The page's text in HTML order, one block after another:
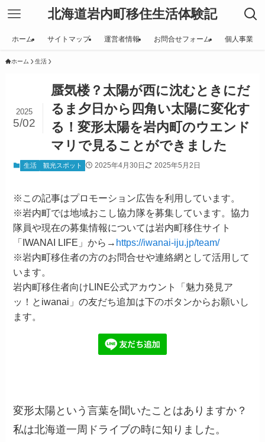
北海道岩内町移住生活体験記
ホーム サイトマップ 運営者情報 お問合せフォーム 個人事業
ホーム 生活
蜃気楼？太陽が西に沈むときにだ
るま夕日から四角い太陽に変化す
る！変形太陽を岩内町のウエンド
マリで見ることができました
2025
5/02
生活 観光スポット 2025年4月30日 2025年5月2日
※この記事はプロモーション広告を利用しています。
※岩内町では地域おこし協力隊を募集しています。協力
隊員や現在の募集情報については岩内町移住サイト
「IWANAI LIFE」から→ https://iwanai-iju.jp/team/
※岩内町移住者の方のお問合せや連絡網として活用して
います。
岩内町移住者向けLINE公式アカウント「魅力発見ア
ッ！とiwanai」の友だち追加は下のボタンからお願いし
ます。
変形太陽という言葉を聞いたことはありますか？
私は北海道一周ドライブの時に知りました。